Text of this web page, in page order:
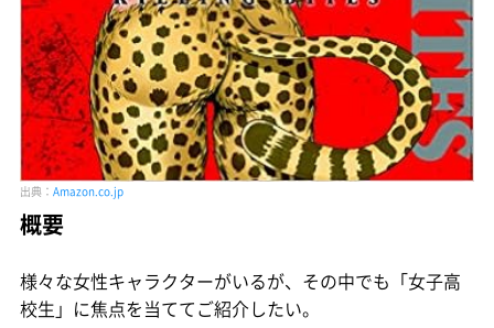
出典： Amazon.co.jp
概要
様々な女性キャラクターがいるが、その中でも「女子高
校生」に焦点を当ててご紹介したい。